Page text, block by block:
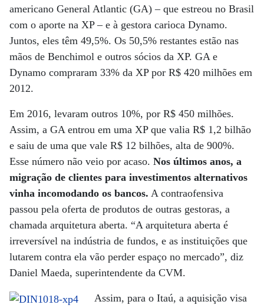
americano General Atlantic (GA) – que estreou no Brasil
com o aporte na XP – e à gestora carioca Dynamo.
Juntos, eles têm 49,5%. Os 50,5% restantes estão nas
mãos de Benchimol e outros sócios da XP. GA e
Dynamo compraram 33% da XP por R$ 420 milhões em
2012.
Em 2016, levaram outros 10%, por R$ 450 milhões.
Assim, a GA entrou em uma XP que valia R$ 1,2 bilhão
e saiu de uma que vale R$ 12 bilhões, alta de 900%.
Esse número não veio por acaso. Nos últimos anos, a
migração de clientes para investimentos alternativos
vinha incomodando os bancos. A contraofensiva
passou pela oferta de produtos de outras gestoras, a
chamada arquitetura aberta. “A arquitetura aberta é
irreversível na indústria de fundos, e as instituições que
lutarem contra ela vão perder espaço no mercado”, diz
Daniel Maeda, superintendente da CVM.
Assim, para o Itaú, a aquisição visa